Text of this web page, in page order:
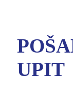
UPIT